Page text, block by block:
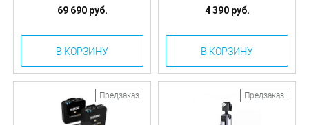
69 690 руб.
В КОРЗИНУ
4 390 руб.
В КОРЗИНУ
Предзаказ Предзаказ